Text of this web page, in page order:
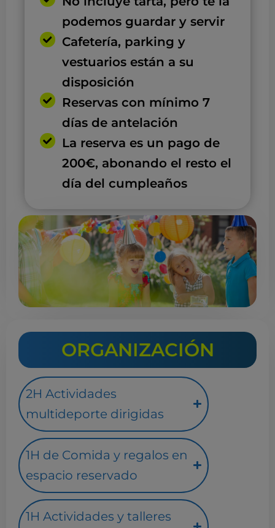
podemos guardar y servir
Cafetería, parking y
vestuarios están a su
disposición
Reservas con mínimo 7
días de antelación
La reserva es un pago de
200€, abonando el resto el
día del cumpleaños
ORGANIZACIÓN
2H Actividades
multideporte dirigidas
1H de Comida y regalos en
espacio reservado
1H Actividades y talleres